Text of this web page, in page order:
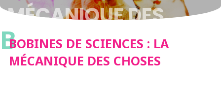
MÉCANIQUE DES
CHOSES
BBOBINES DE SCIENCES : LA
MÉCANIQUE DES CHOSES